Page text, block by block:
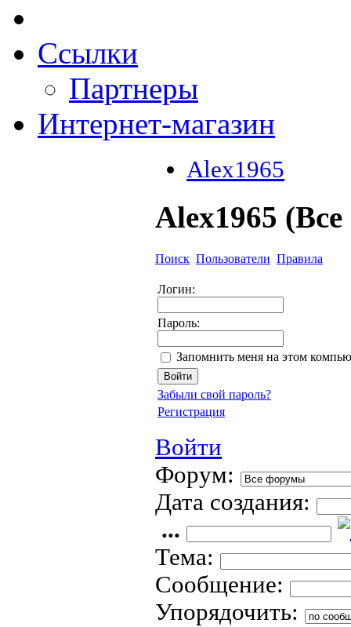
Ссылки
Партнеры
Интернет-магазин
Alex1965
Alex1965
Поиск Пользователи Правила
Логин:
Пароль:
Запомнить меня на этом
Забыли свой пароль?
Регистрация
Войти
Форум:
Дата создания:
...
Тема:
Сообщение:
Упорядочить: